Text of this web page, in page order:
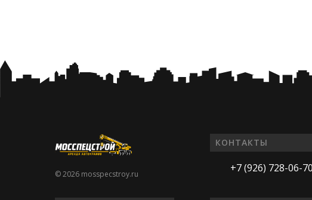
© 2026 mosspecstroy.ru
КОНТАКТЫ
+7 (926) 728-06-70